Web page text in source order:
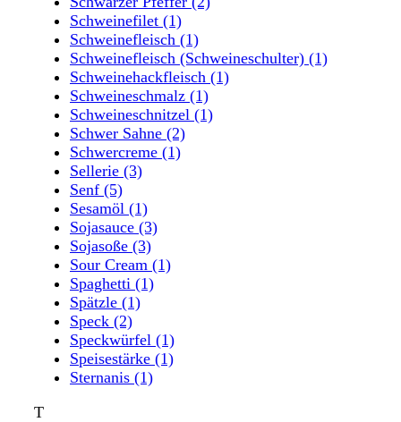
Schweinefilet (1)
Schweinefleisch (1)
Schweinefleisch (Schweineschulter) (1)
Schweinehackfleisch (1)
Schweineschmalz (1)
Schweineschnitzel (1)
Schwer Sahne (2)
Schwercreme (1)
Sellerie (3)
Senf (5)
Sesamöl (1)
Sojasauce (3)
Sojasoße (3)
Sour Cream (1)
Spaghetti (1)
Spätzle (1)
Speck (2)
Speckwürfel (1)
Speisestärke (1)
Sternanis (1)
T